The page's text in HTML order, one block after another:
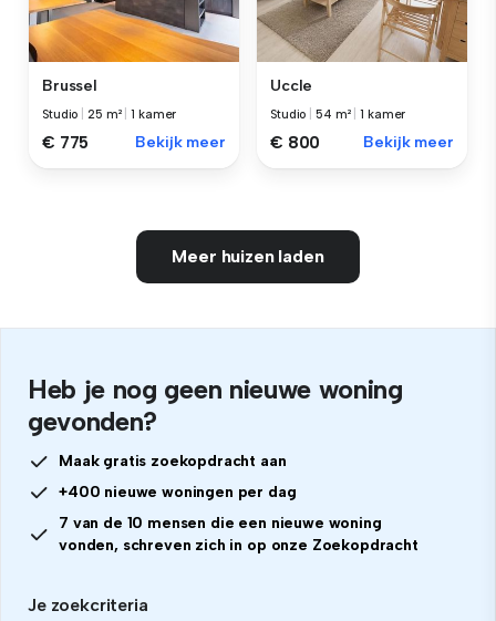
Brussel
Studio 25 m² |1 kamer
€ 775 Bekijk meer
Uccle
Studio |54 m² |1 kamer
€ 800 Bekijk meer
Meer huizen laden
Heb je nog geen nieuwe woning
gevonden?
Maak gratis zoekopdracht aan
+400 nieuwe woningen per dag
7 van de 10 mensen die een nieuwe woning
vonden, schreven zich in op onze Zoekopdracht
Je zoekcriteria